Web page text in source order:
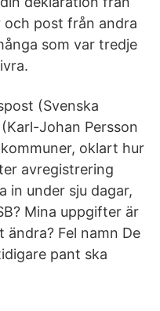
post från andra
som var tredje
(Svenska
Johan Persson
oklart hur
avregistrering
in under sju dagar,
Mina uppgifter är
Fel namn De
pant ska